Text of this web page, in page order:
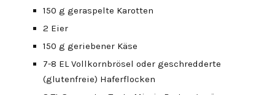
150 g geraspelte Karotten
2 Eier
150 g geriebener Käse
7-8 EL Vollkornbrösel oder geschredderte
(glutenfreie) Haferflocken